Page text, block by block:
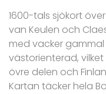
1600-tals sjökort
van Keulen och
med vacker
västorienterad,
övre delen och
Kartan täcker hela